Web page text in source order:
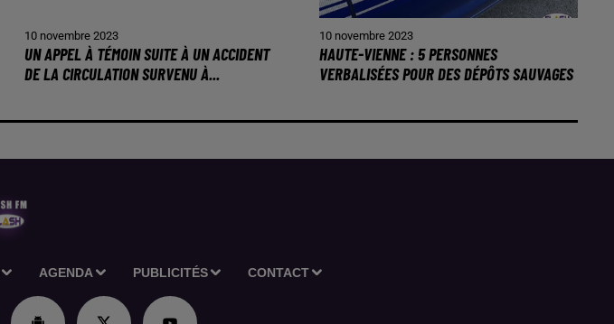
10 novembre 2023
UN APPEL À TÉMOIN SUITE À UN ACCIDENT
DE LA CIRCULATION SURVENU À...
10 novembre 2023
HAUTE-VIENNE : 5 PERSONNES
VERBALISÉES POUR DES DÉPÔTS SAUVAGES
AGENDA PUBLICITÉS CONTACT